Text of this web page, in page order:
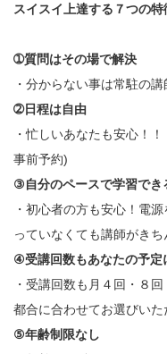
スイスイ上達する７つの特
➀質問はその場で解決
・分からない事は常駐の
➁日程は自由
・忙しいあなたも安心！
事前予約)
③自分のペースで学習でき
・初心者の方も安心！電
っていなくても講師がきち
④受講回数もあなたの予定
・受講回数も月４回・８
都合に合わせてお選びいた
⑤年齢制限なし